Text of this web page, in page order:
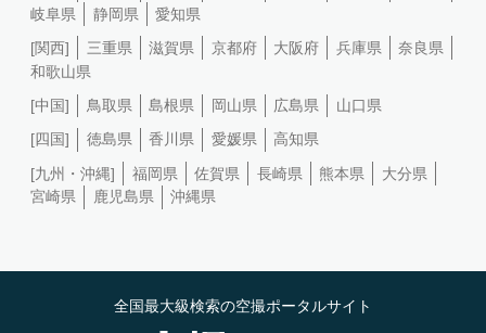
岐阜県
静岡県
愛知県
[関西]
三重県 滋賀県 京都府 大阪府 兵庫県
奈良県
和歌山県
[中国]
鳥取県 島根県 岡山県 広島県
山口県
[四国]
徳島県 香川県 愛媛県
高知県
[九州・沖縄]
福岡県 佐賀県 長崎県 熊本県
大分県
宮崎県
鹿児島県 沖縄県
全国最大級検索の空撮ポータルサイト